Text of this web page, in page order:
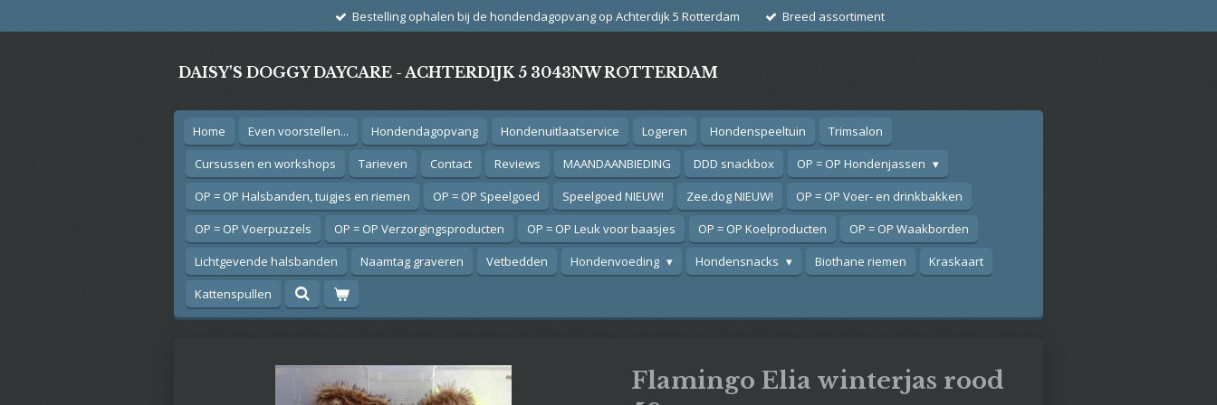
Bestelling ophalen bij de hondendagopvang op Achterdijk 5 Rotterdam Breed assortiment
DAISY'S DOGGY DAYCARE - ACHTERDIJK 5 3043NW ROTTERDAM
Home Even voorstellen... Hondendagopvang Hondenuitlaatservice Logeren Hondenspeeltuin
Trimsalon
Cursussen en workshops
Tarieven Contact Reviews MAANDAANBIEDING DDD snackbox
OP = OP Hondenjassen
OP = OP Halsbanden, tuigjes en riemen
OP = OP Speelgoed Speelgoed NIEUW! Zee.dog NIEUW!
OP = OP Voer- en drinkbakken
OP = OP Voerpuzzels
OP = OP Verzorgingsproducten OP = OP Leuk voor baasjes OP = OP Koelproducten
OP = OP Waakborden
Lichtgevende halsbanden
Naamtag graveren Vetbedden Hondenvoeding Hondensnacks Biothane riemen
Kraskaart
Kattenspullen
Flamingo Elia winterjas rood